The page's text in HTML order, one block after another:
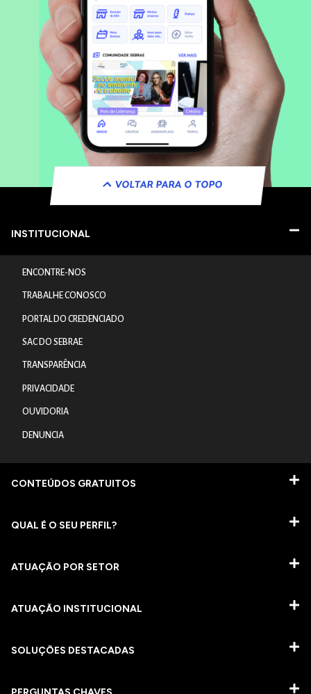
VOLTAR PARA O TOPO
INSTITUCIONAL
ENCONTRE-NOS
TRABALHE CONOSCO
PORTAL DO CREDENCIADO
SAC DO SEBRAE
TRANSPARÊNCIA
PRIVACIDADE
OUVIDORIA
DENUNCIA
CONTEÚDOS GRATUITOS
QUAL É O SEU PERFIL?
ATUAÇÃO POR SETOR
ATUAÇÃO INSTITUCIONAL
SOLUÇÕES DESTACADAS